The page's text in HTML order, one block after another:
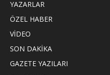
YAZARLAR
ÖZEL HABER
VİDEO
SON DAKİKA
GAZETE YAZILARI